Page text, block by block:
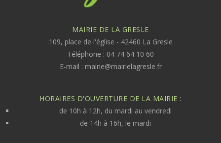
MAIRIE DE LA GRESLE
109, place de l'église - 42460 La Gresle
Téléphone : 04 74 64 10 60
E-mail : mairie@mairielagresle.fr
HORAIRES D'OUVERTURE DE LA MAIRIE :
de 10h à 12h, du mardi au vendredi
de 14h à 16h, le mardi